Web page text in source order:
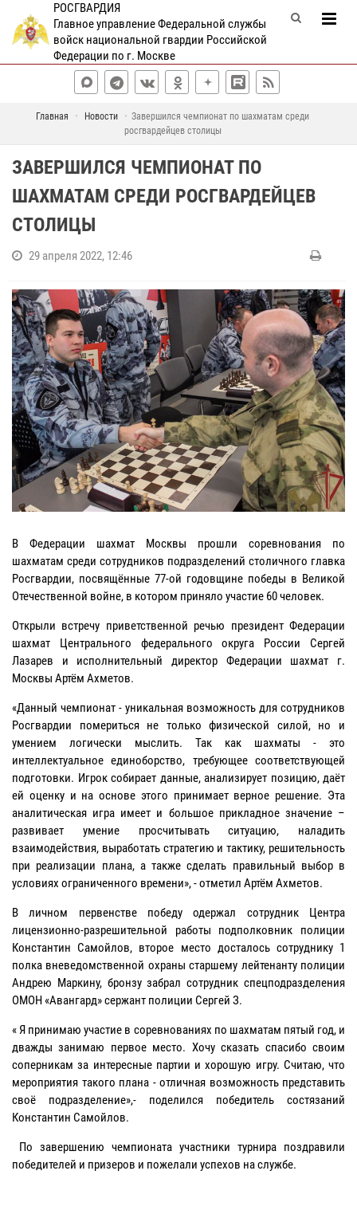
РОСГВАРДИЯ
Главное управление Федеральной службы
войск национальной гвардии Российской
Федерации по г. Москве
Главная Новости
Завершился чемпионат по шахматам среди
росгвардейцев столицы
ЗАВЕРШИЛСЯ ЧЕМПИОНАТ ПО
ШАХМАТАМ СРЕДИ РОСГВАРДЕЙЦЕВ
СТОЛИЦЫ
29 апреля 2022, 12:46
В Федерации шахмат Москвы прошли соревнования по
шахматам среди сотрудников подразделений столичного главка
Росгвардии, посвящённые 77-ой годовщине победы в Великой
Отечественной войне, в котором приняло участие 60 человек.
Открыли встречу приветственной речью президент Федерации
шахмат Центрального федерального округа России Сергей
Лазарев и исполнительный директор Федерации шахмат г.
Москвы Артём Ахметов.
«Данный чемпионат - уникальная возможность для сотрудников
Росгвардии помериться не только физической силой, но и
умением логически мыслить. Так как шахматы - это
интеллектуальное единоборство, требующее соответствующей
подготовки. Игрок собирает данные, анализирует позицию, даёт
ей оценку и на основе этого принимает верное решение. Эта
аналитическая игра имеет и большое прикладное значение –
развивает умение просчитывать ситуацию, наладить
взаимодействия, выработать стратегию и тактику, решительность
при реализации плана, а также сделать правильный выбор в
условиях ограниченного времени», - отметил Артём Ахметов.
В личном первенстве победу одержал сотрудник Центра
лицензионно-разрешительной работы подполковник полиции
Константин Самойлов, второе место досталось сотруднику 1
полка вневедомственной охраны старшему лейтенанту полиции
Андрею Маркину, бронзу забрал сотрудник спецподразделения
ОМОН «Авангард» сержант полиции Сергей З.
« Я принимаю участие в соревнованиях по шахматам пятый год, и
дважды занимаю первое место. Хочу сказать спасибо своим
соперникам за интересные партии и хорошую игру. Считаю, что
мероприятия такого плана - отличная возможность представить
своё подразделение»,- поделился победитель состязаний
Константин Самойлов.
По завершению чемпионата участники турнира поздравили
победителей и призеров и пожелали успехов на службе.